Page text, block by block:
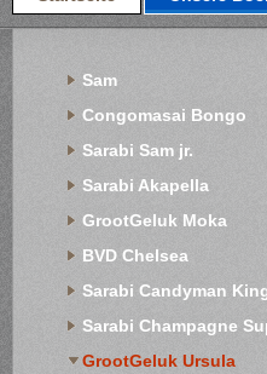
Sam
Congomasai Bongo
Sarabi Sam jr.
Sarabi Akapella
GrootGeluk Moka
BVD Chelsea
Sarabi Candyman
Sarabi Champagne
GrootGeluk Ursula